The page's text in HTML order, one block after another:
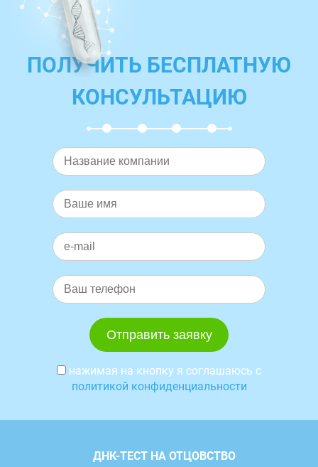
ПОЛУЧИТЬ БЕСПЛАТНУЮ
КОНСУЛЬТАЦИЮ
нажимая на кнопку я соглашаюсь с
политикой конфиденциальности
ДНК-ТЕСТ НА ОТЦОВСТВО